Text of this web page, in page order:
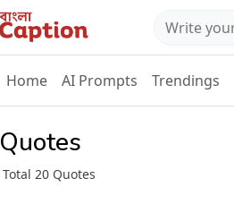
Home AI Prompts Trendings
Quotes
Total 20 Quotes